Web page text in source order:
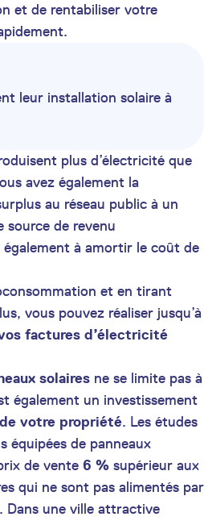
et de rentabiliser votre
leur installation solaire à
plus d’électricité que
avez également la
au réseau public à un
de revenu
à amortir le coût de
et en tirant
vous pouvez réaliser jusqu’à
factures d’électricité
solaires ne se limite pas à
également un investissement
votre propriété. Les études
équipées de panneaux
de vente 6 % supérieur aux
qui ne sont pas alimentés par
Dans une ville attractive